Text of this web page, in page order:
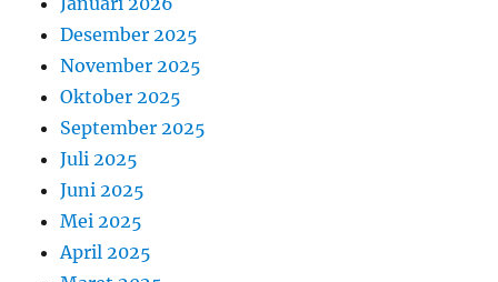
Desember 2025
November 2025
Oktober 2025
September 2025
Juli 2025
Juni 2025
Mei 2025
April 2025